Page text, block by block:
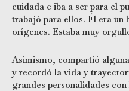
cuidada e iba a ser para el
trabajó para ellos. Él era un
orígenes. Estaba muy
Asimismo, compartió
y recordó la vida y
grandes personalidades